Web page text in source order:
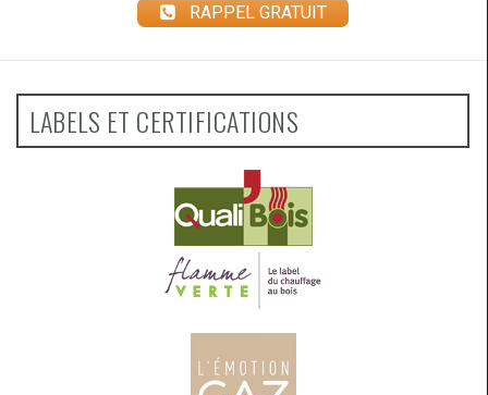
RAPPEL GRATUIT
LABELS ET CERTIFICATIONS